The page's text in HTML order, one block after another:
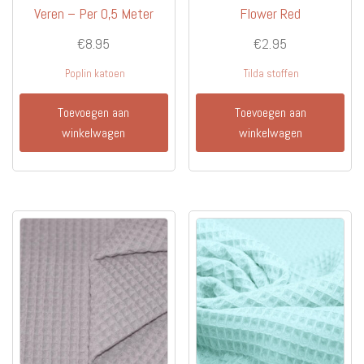
Veren – Per 0,5 Meter
€8.95
Poplin katoen
Toevoegen aan
winkelwagen
Flower Red
€2.95
Tilda stoffen
Toevoegen aan
winkelwagen